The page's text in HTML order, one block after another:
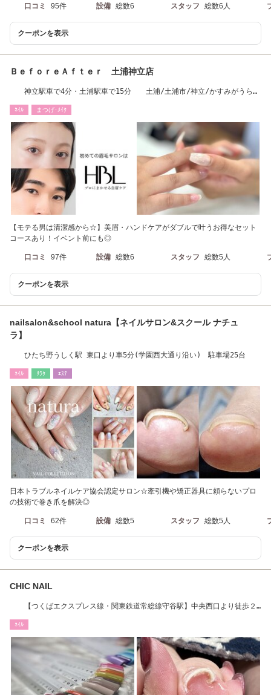
口コミ 95件 設備 総数6 スタッフ 総数6人
クーポンを表示
ＢｅｆｏｒｅＡｆｔｅｒ 土浦神立店
神立駅車で4分・土浦駅車で15分 土浦/土浦市/神立/かすみがうら
ﾈｲﾙ まつげ･ﾒｲｸ
【モテる男は清潔感から☆】美眉・ハンドケアがダブルで叶うお得なセット
コースあり！イベント前にも◎
口コミ 97件 設備 総数6 スタッフ 総数5人
クーポンを表示
nailsalon&school natura【ネイルサロン&スクール ナチュ
ラ】
ひたち野うしく駅 東口より車5分(学園西大通り沿い) 駐車場25台
ﾈｲﾙ ﾘﾗｸ ｴｽﾃ
日本トラブルネイルケア協会認定サロン☆牽引機や矯正器具に頼らないプロ
の技術で巻き爪を解決◎
口コミ 62件 設備 総数5 スタッフ 総数5人
クーポンを表示
CHIC NAIL
【つくばエクスプレス線・関東鉄道常総線守谷駅】中央西口より徒歩２
ﾈｲﾙ